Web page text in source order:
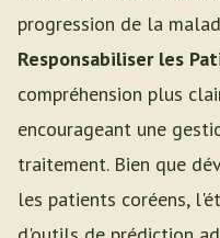
progression de la
Responsabiliser les
compréhension plus
encourageant une
traitement. Bien que
les patients coréens,